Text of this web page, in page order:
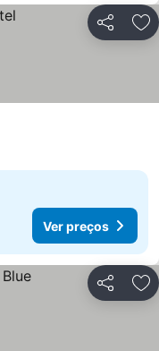
Partilhar
Ver preços
Partilhar